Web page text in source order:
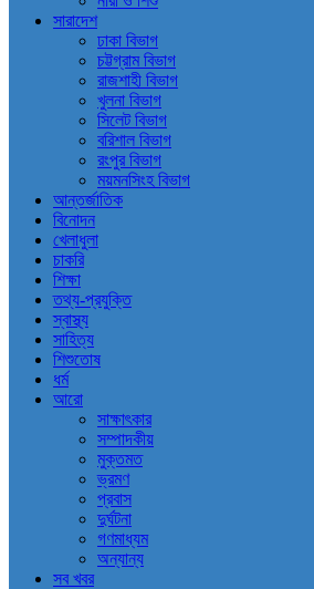
সারাদেশ
ঢাকা বিভাগ
চট্টগ্রাম বিভাগ
রাজশাহী বিভাগ
খুলনা বিভাগ
সিলেট বিভাগ
বরিশাল বিভাগ
রংপুর বিভাগ
ময়মনসিংহ বিভাগ
আন্তর্জাতিক
বিনোদন
খেলাধুলা
চাকরি
শিক্ষা
তথ্য-প্রযুক্তি
স্বাস্থ্য
সাহিত্য
শিশুতোষ
ধর্ম
আরো
সাক্ষাৎকার
সম্পাদকীয়
মুক্তমত
ভ্রমণ
প্রবাস
দুর্ঘটনা
গণমাধ্যম
অন্যান্য
সব খবর